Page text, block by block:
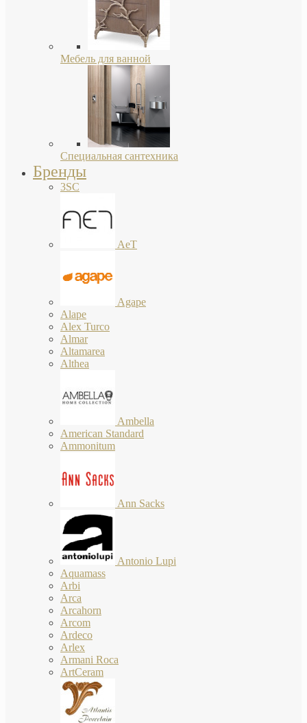
Мебель для ванной
Специальная сантехника
Бренды
3SC
AeT
Agape
Alape
Alex Turco
Almar
Altamarea
Althea
Ambella
American Standard
Ammonitum
Ann Sacks
Antonio Lupi
Aquamass
Arbi
Arca
Arcahorn
Arcom
Ardeco
Arlex
Armani Roca
ArtCeram